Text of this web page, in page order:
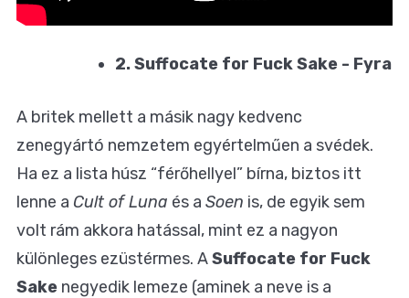
2. Suffocate for Fuck Sake - Fyra
A britek mellett a másik nagy kedvenc
zenegyártó nemzetem egyértelműen a svédek.
Ha ez a lista húsz “férőhellyel” bírna, biztos itt
lenne a Cult of Luna és a Soen is, de egyik sem
volt rám akkora hatással, mint ez a nagyon
különleges ezüstérmes. ASuffocate for Fuck
Sake negyedik lemeze (aminek a neve is a